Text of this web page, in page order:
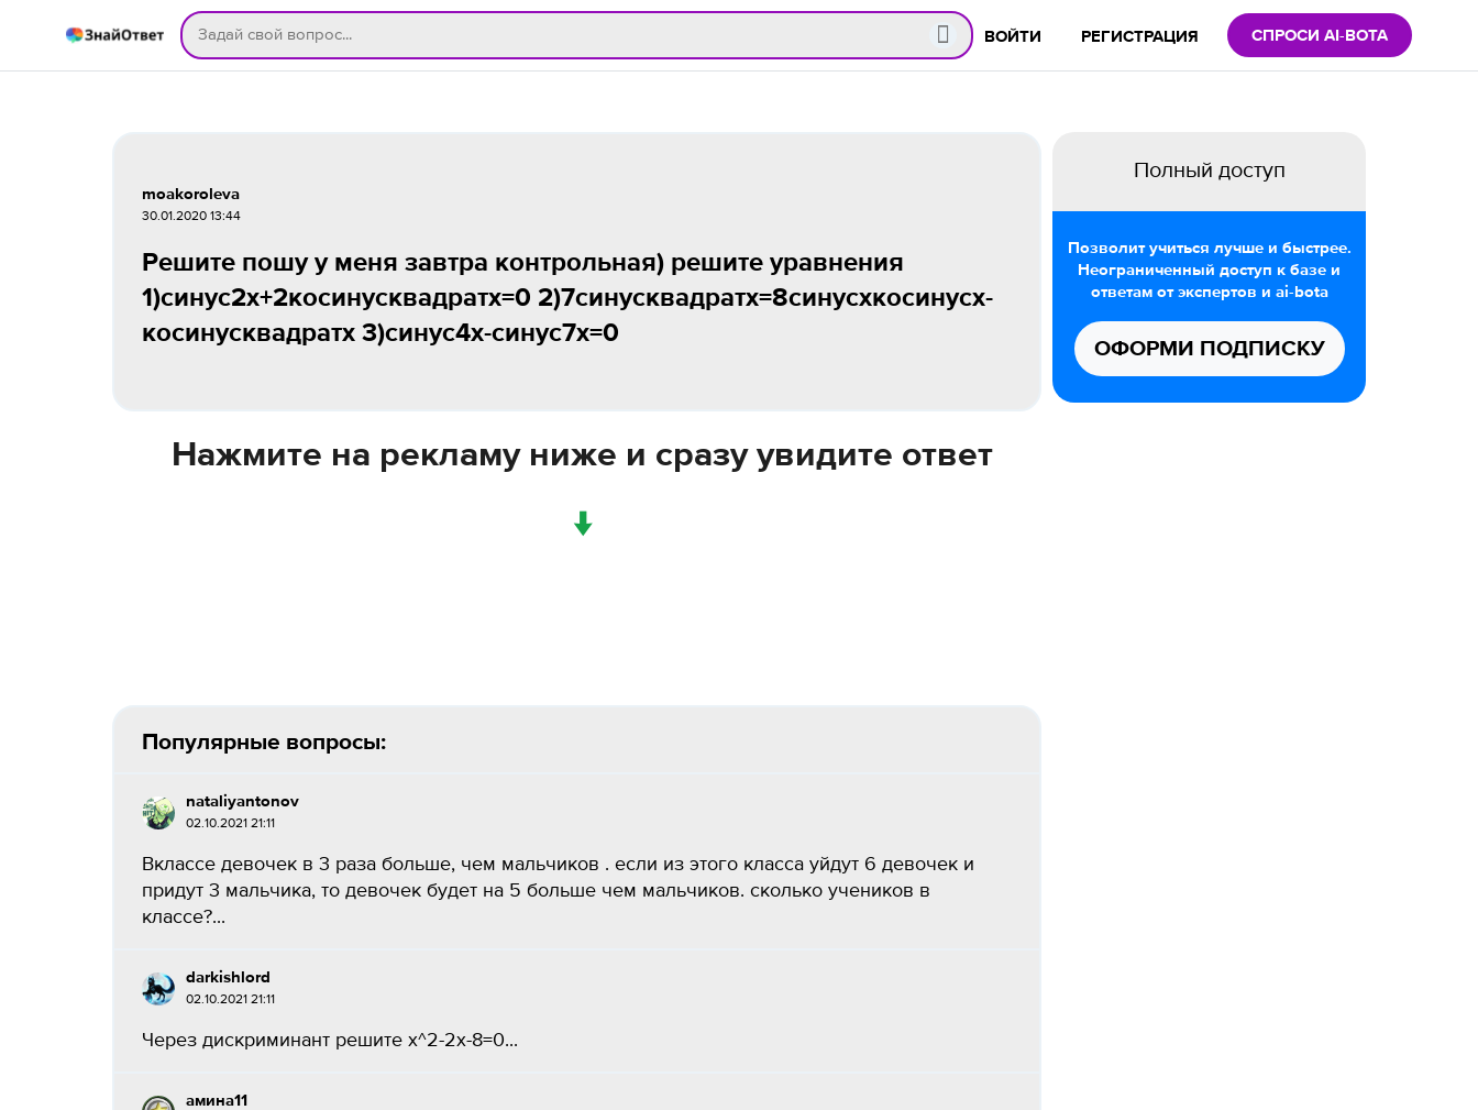
ВОЙТИ РЕГИСТРАЦИЯ СПРОСИ AI-BOTA
moakoroleva
30.01.2020 13:44
Решите пошу у меня завтра контрольная) решите уравнения
1)синус2х+2косинусквадратх=0 2)7синусквадратх=8синусхкосинусх-
косинусквадратх 3)синус4х-синус7х=0
Нажмите на рекламу ниже и сразу увидите ответ
↓
Популярные вопросы:
nataliyantonov
02.10.2021 21:11
Вклассе девочек в 3 раза больше, чем мальчиков . если из этого класса уйдут 6 девочек и
придут 3 мальчика, то девочек будет на 5 больше чем мальчиков. сколько учеников в
классе?...
darkishlord
02.10.2021 21:11
Через дискриминант решите х^2-2х-8=0...
амина11
Полный доступ
Позволит учиться лучше и быстрее.
Неограниченный доступ к базе и
ответам от экспертов и ai-bota
ОФОРМИ ПОДПИСКУ